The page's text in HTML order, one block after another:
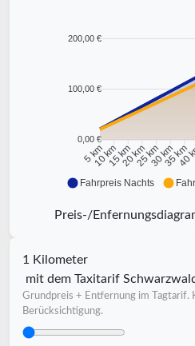
200,00 €
100,00 €
0,00 €
5 km
10 km15 km20 km25 km30 km35 km
40
Fahrpreis Nachts
Preis-/
1 Kilometer
mit dem Taxitarif
Grundpreis + Entfernung im Tagtarif.
Berücksichtigung.